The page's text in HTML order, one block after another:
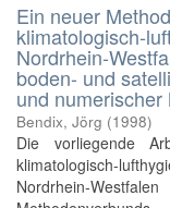
Ein neuer
klimatologisch-
Nordrhein-
boden- und
und numerischer
Bendix, Jörg (1998)
Die vorliegende
klimatologisch-
Nordrhein-